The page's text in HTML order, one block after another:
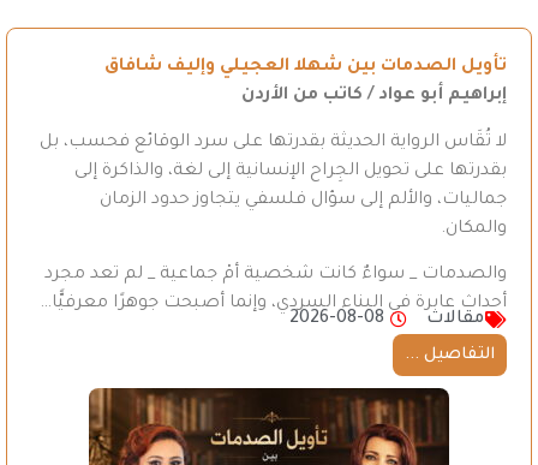
تأويل الصدمات بين شهلا العجيلي وإليف شافاق
إبراهيم أبو عواد / كاتب من الأردن
لا تُقَاس الرواية الحديثة بقدرتها على سرد الوقائع فحسب، بل
بقدرتها على تحويل الجِراح الإنسانية إلى لغة، والذاكرة إلى
جماليات، والألم إلى سؤال فلسفي يتجاوز حدود الزمان
والمكان.
والصدمات _ سواءٌ كانت شخصية أمْ جماعية _ لم تعد مجرد
أحداث عابرة في البناء السردي، وإنما أصبحت جوهرًا معرفيًّا…
مقالات
2026-08-08
التفاصيل ...